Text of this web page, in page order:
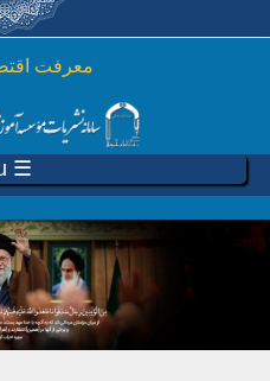
رفتن به
معرفت
☰ Menu